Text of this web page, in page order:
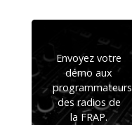
Envoyez votre
démo aux
programmateurs
des radios de
la FRAP.